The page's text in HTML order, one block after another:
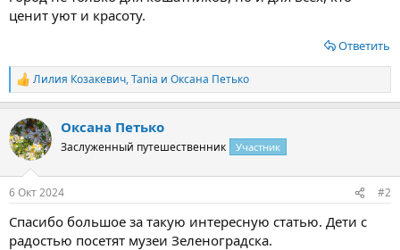
ценит уют и красоту.
Ответить
Р
е
к
ц
и
Лилия Козакевич,Tania и Оксана Петько
Оксана Петько
Заслуженный путешественник Участник
6 Окт 2024 #2
Спасибо большое за такую интересную статью. Дети с
радостью посетят музеи Зеленоградска.